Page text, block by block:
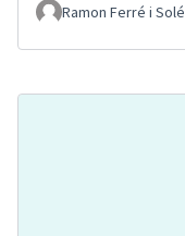
Ramon Ferré i Solé